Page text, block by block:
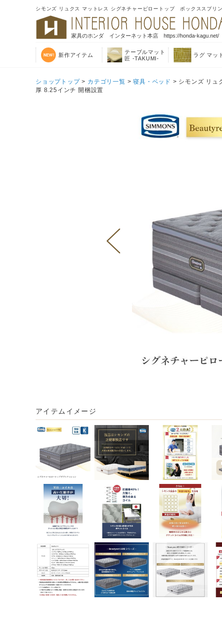
シモンズ リュクス マットレス シグネチャーピロートップ ボックススプ
家具のホンダ インターネット本店 https://honda-kagu.net/
新作アイテム
テーブルマット
匠 -TAKUMI-
ラグ マッ
ショップトップ> カテゴリ一覧 >寝具・ベッド > シモンズ リュ
厚 8.25インチ 開梱設置
アイテムイメージ